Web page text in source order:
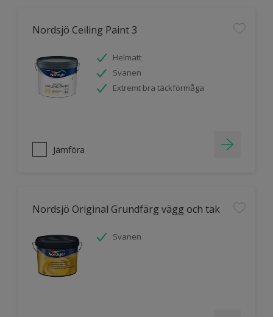
Nordsjö Ceiling Paint 3
Helmatt
Svanen
Extremt bra täckförmåga
Jämföra
Nordsjö Original Grundfärg vägg och tak
Svanen